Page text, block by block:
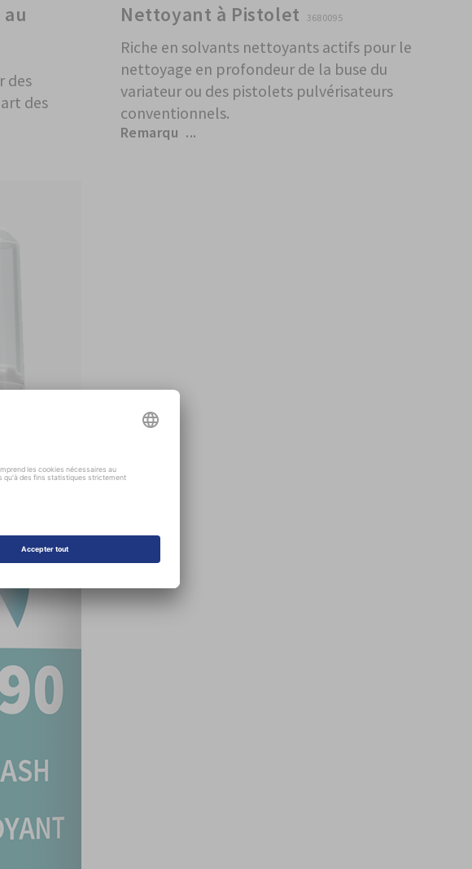
des
des
Nettoyant à Pistolet 3680095
Riche en solvants nettoyants actifs pour le
nettoyage en profondeur de la buse du
variateur ou des pistolets pulvérisateurs
conventionnels.
Remarqu ...